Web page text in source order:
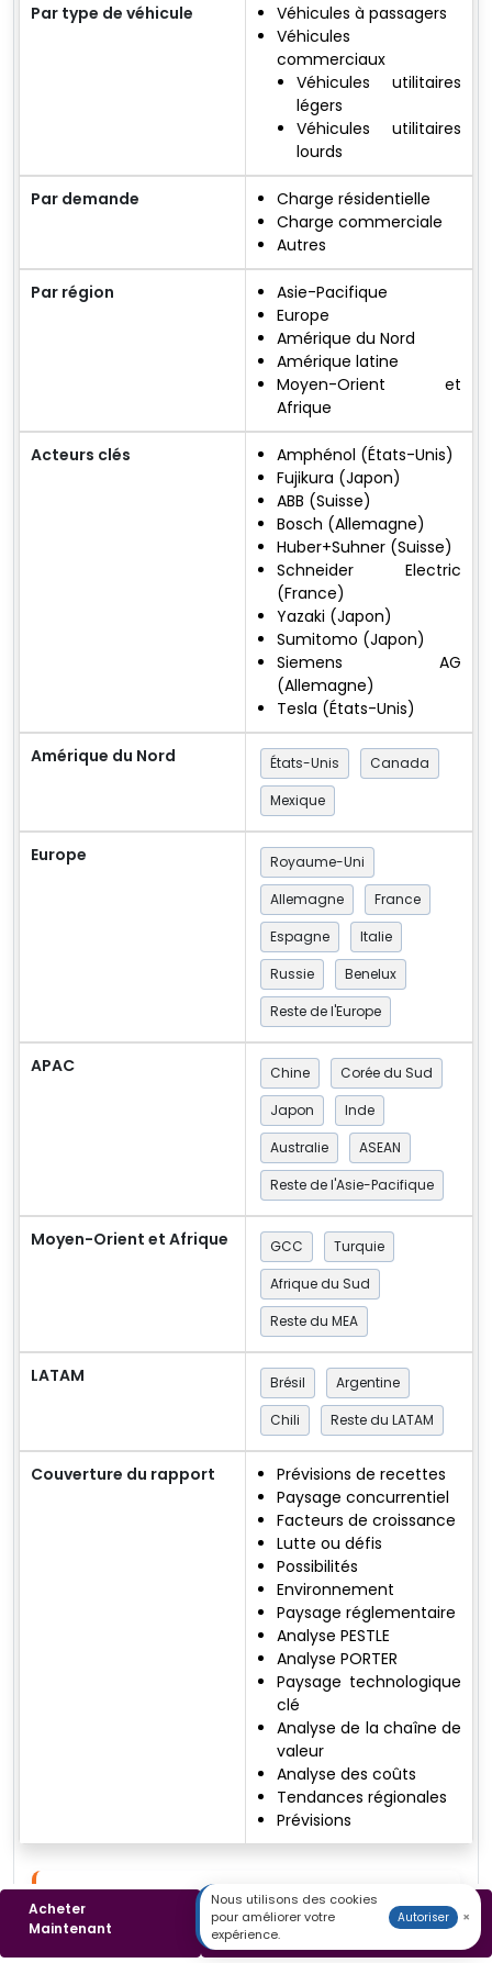
Par type de véhicule
Véhicules à passagers
Véhicules
commerciaux
Véhicules utilitaires
légers
Véhicules utilitaires
lourds
Par demande
Charge résidentielle
Charge commerciale
Autres
Par région
Asie-Pacifique
Europe
Amérique du Nord
Amérique latine
Moyen-Orient et
Afrique
Acteurs clés
Amphénol (États-Unis)
Fujikura (Japon)
ABB (Suisse)
Bosch (Allemagne)
Huber+Suhner (Suisse)
Schneider Electric
(France)
Yazaki (Japon)
Sumitomo (Japon)
Siemens AG
(Allemagne)
Tesla (États-Unis)
Amérique du Nord États-Unis
Canada
Mexique
Europe
Royaume-Uni
Allemagne
France
Espagne
Italie
Russie
Benelux
Reste de l'Europe
APAC Chine
Corée du Sud
Japon
Inde
Australie
ASEAN
Reste de l'Asie-Pacifique
Moyen-Orient et Afrique GCC
Turquie
Afrique du Sud
Reste du MEA
LATAM Brésil
Argentine
Chili
Reste du LATAM
Couverture du rapport
Prévisions de recettes
Paysage concurrentiel
Facteurs de croissance
Lutte ou défis
Possibilités
Environnement
Paysage réglementaire
Analyse PESTLE
Analyse PORTER
Paysage technologique
clé
Analyse de la chaîne de
valeur
Analyse des coûts
Tendances régionales
Prévisions
Aditya Khanduri
Analyste de recherche principal
Acheter
Maintenant
Télécharger un
Échantillon
Nous utilisons des cookies
pour améliorer votre
expérience.
Autoriser ×